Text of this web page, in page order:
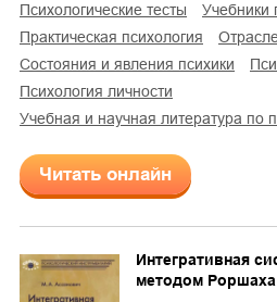
психологические тесты
практическая психология
состояния и явления психики
психология личности
учебная и научная литература по
Читать онлайн
Интегративная
методом Роршаха